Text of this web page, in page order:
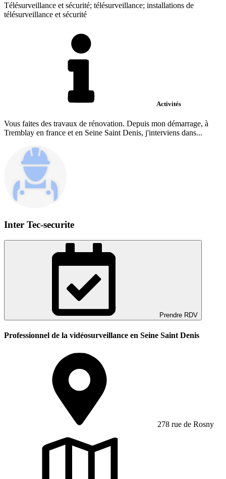
Télésurveillance et sécurité; télésurveillance; installations de
télésurveillance et sécurité
Activités
Vous faites des travaux de rénovation. Depuis mon démarrage, à
Tremblay en france et en Seine Saint Denis, j'interviens dans...
Inter Tec-securite
Prendre RDV
Professionnel de la vidéosurveillance en Seine Saint Denis
278 rue de Rosny